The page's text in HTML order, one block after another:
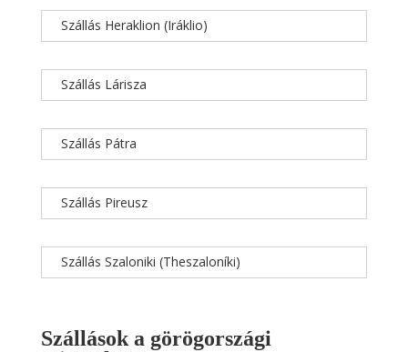
Szállás Heraklion (Iráklio)
Szállás Lárisza
Szállás Pátra
Szállás Pireusz
Szállás Szaloniki (Theszaloníki)
Szállások a görögországi